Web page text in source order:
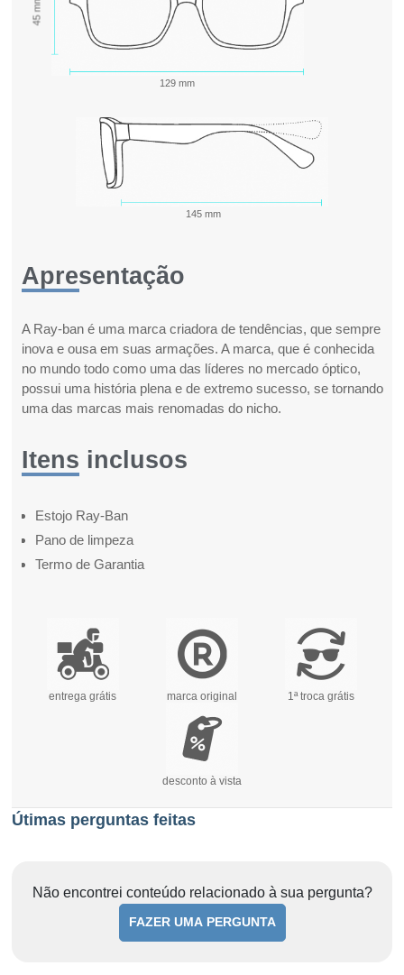
45 mm
129 mm
145 mm
Apresentação
A Ray-ban é uma marca criadora de tendências, que sempre
inova e ousa em suas armações. A marca, que é conhecida
no mundo todo como uma das líderes no mercado óptico,
possui uma história plena e de extremo sucesso, se tornando
uma das marcas mais renomadas do nicho.
Itens inclusos
Estojo Ray-Ban
Pano de limpeza
Termo de Garantia
entrega grátis marca original 1ª troca grátis
desconto à vista
Útimas perguntas feitas
Não encontrei conteúdo relacionado à sua pergunta?
FAZER UMA PERGUNTA